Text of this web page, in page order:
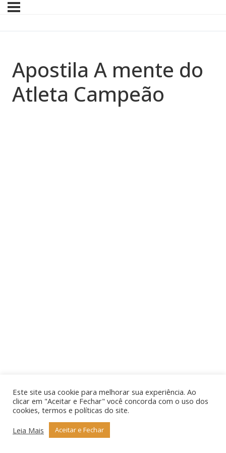
Apostila A mente do
Atleta Campeão
Este site usa cookie para melhorar sua experiência. Ao
clicar em "Aceitar e Fechar" você concorda com o uso dos
cookies, termos e políticas do site.
Leia Mais
Aceitar e Fechar